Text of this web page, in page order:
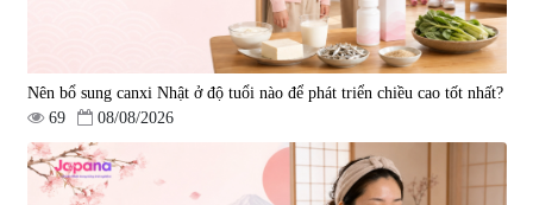
Nên bổ sung canxi Nhật ở độ tuổi nào để phát triển chiều cao tốt nhất?
69
08/08/2026